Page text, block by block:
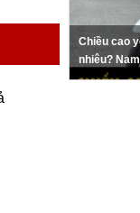
Chiều cao
nhiêu?